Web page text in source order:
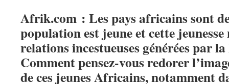
Afrik.com : Les pays africains sont
population est jeune et cette
relations incestueuses générées par
Comment pensez-vous redorer
de ces jeunes Africains, notamment